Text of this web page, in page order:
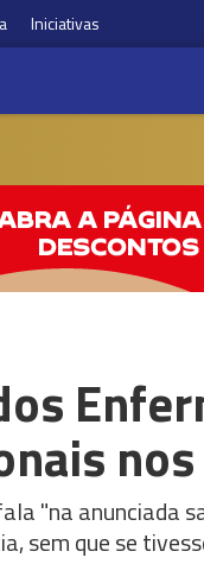
Iniciativas
"na anunciada
sem que se